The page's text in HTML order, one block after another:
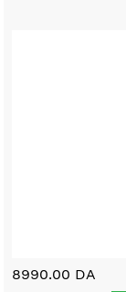
8990.00 DA